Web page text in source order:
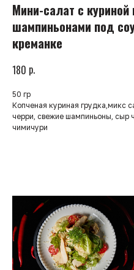
Мини-салат с куриной
шампиньонами под
креманке
180 р.
50 гр
Копченая куриная грудка,микс
черри, свежие шампиньоны, сыр
чимичури